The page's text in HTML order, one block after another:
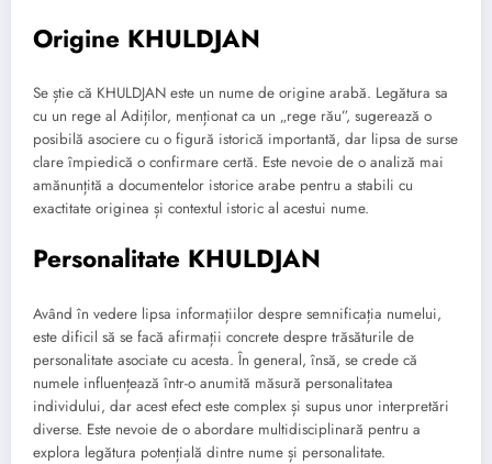
Origine KHULDJAN
Se știe că KHULDJAN este un nume de origine arabă. Legătura sa
cu un rege al Adiților, menționat ca un „rege rău”, sugerează o
posibilă asociere cu o figură istorică importantă, dar lipsa de surse
clare împiedică o confirmare certă. Este nevoie de o analiză mai
amănunțită a documentelor istorice arabe pentru a stabili cu
exactitate originea și contextul istoric al acestui nume.
Personalitate KHULDJAN
Având în vedere lipsa informațiilor despre semnificația numelui,
este dificil să se facă afirmații concrete despre trăsăturile de
personalitate asociate cu acesta. În general, însă, se crede că
numele influențează într-o anumită măsură personalitatea
individului, dar acest efect este complex și supus unor interpretări
diverse. Este nevoie de o abordare multidisciplinară pentru a
explora legătura potențială dintre nume și personalitate.